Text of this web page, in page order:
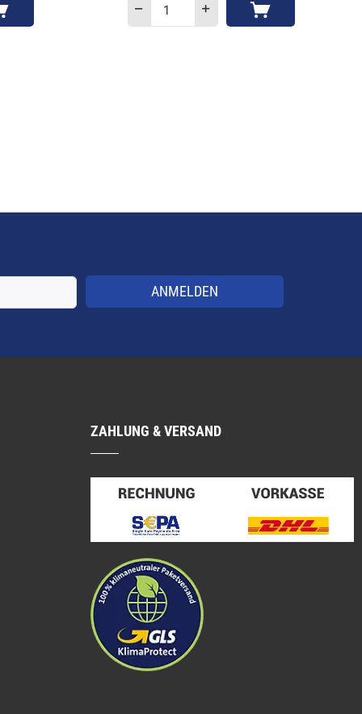
ANMELDEN
ZAHLUNG & VERSAND